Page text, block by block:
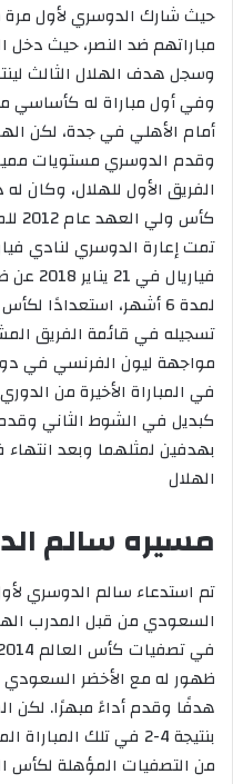
حيث شارك الدوسري لأول مرة
وفي أول مباراة له كأساسي
أمام الأهلي في جدة، لكن
وقدم الدوسري مستويات
الفريق الأول للهلال، وكان
تمت إعارة الدوسري لنادي
تسجيله في قائمة الفريق
في المباراة الأخيرة من
كبديل في الشوط الثاني
بهدفين لمثلهما وبعد انتهاء
الهلال
مسيره سالم
تم استدعاء سالم الدوسري
السعودي من قبل المدرب
ظهور له مع الأخضر
هدفًا وقدم أداءً مبهرًا. لكن
بنتيجة 4-2 في تلك
من التصفيات المؤهلة لكأس